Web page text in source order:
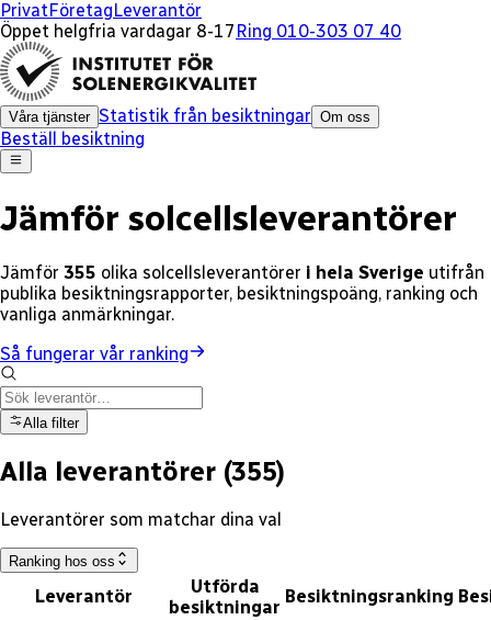
PrivatFöretagLeverantör
Öppet helgfria vardagar 8-17 Ring 010-303 07 40
Våra tjänster Statistik från besiktningar Om oss
Beställ besiktning
Jämför solcellsleverantörer
Jämför 355 olika solcellsleverantörer i hela Sverige utifrån
publika besiktningsrapporter, besiktningspoäng, ranking och
vanliga anmärkningar.
Så fungerar vår ranking
Alla filter
Alla leverantörer (355)
Leverantörer som matchar dina val
Ranking hos oss
Leverantör
Utförda
besiktningar
Besiktningsranking
x
x
x
x
x
x
x
x
x
x
x
x
x
x
x